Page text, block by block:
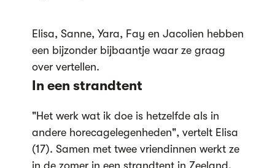
Elisa, Sanne, Yara, Fay en Jacolien hebben
een bijzonder bijbaantje waar ze graag
over vertellen.
In een strandtent
"Het werk wat ik doe is hetzelfde als in
andere horecagelegenheden", vertelt Elisa
(17). Samen met twee vriendinnen werkt ze